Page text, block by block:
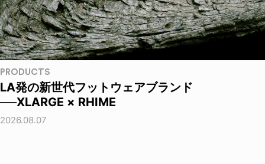
PRODUCTS
LA発の新世代フットウェアブランド
──XLARGE × RHIME
2026.08.07